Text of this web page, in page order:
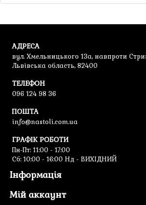
АДРЕСА
вул. Хмельницького 13а, навпроти
Львівська область, 82400
ТЕЛЕФОН
096 124 98 36
ПОШТА
info@nastoli.com.ua
ГРАФІК РОБОТИ
Пн-Пт: 11:00 - 17:00
Cб: 10:00 - 16:00 Нд - ВИХІДНИЙ
Інформація
Мій аккаунт